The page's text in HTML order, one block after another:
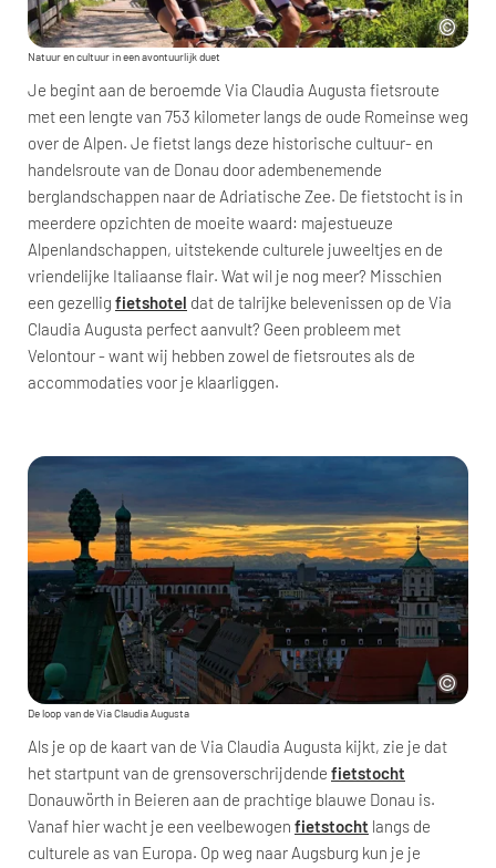
Natuur en cultuur in een avontuurlijk duet
Je begint aan de beroemde Via Claudia Augusta fietsroute
met een lengte van 753 kilometer langs de oude Romeinse weg
over de Alpen. Je fietst langs deze historische cultuur- en
handelsroute van de Donau door adembenemende
berglandschappen naar de Adriatische Zee. De fietstocht is in
meerdere opzichten de moeite waard: majestueuze
Alpenlandschappen, uitstekende culturele juweeltjes en de
vriendelijke Italiaanse flair. Wat wil je nog meer? Misschien
een gezellig fietshotel dat de talrijke belevenissen op de Via
Claudia Augusta perfect aanvult? Geen probleem met
Velontour - want wij hebben zowel de fietsroutes als de
accommodaties voor je klaarliggen.
De loop van de Via Claudia Augusta
Als je op de kaart van de Via Claudia Augusta kijkt, zie je dat
het startpunt van de grensoverschrijdende fietstocht
Donauwörth in Beieren aan de prachtige blauwe Donau is.
Vanaf hier wacht je een veelbewogen fietstocht langs de
culturele as van Europa. Op weg naar Augsburg kun je je